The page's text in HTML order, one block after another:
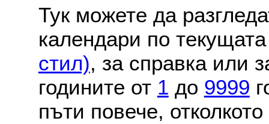
Тук можете да
календари по
стил), за справка или
годините от 1 до 9999
пъти повече,